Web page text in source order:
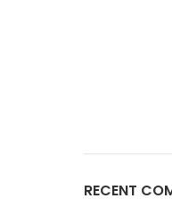
RECENT